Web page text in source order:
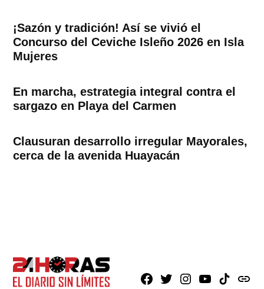
¡Sazón y tradición! Así se vivió el
Concurso del Ceviche Isleño 2026 en Isla
Mujeres
En marcha, estrategia integral contra el
sargazo en Playa del Carmen
Clausuran desarrollo irregular Mayorales,
cerca de la avenida Huayacán
Facebook
X Instagram
YoutubeTikTokissuu